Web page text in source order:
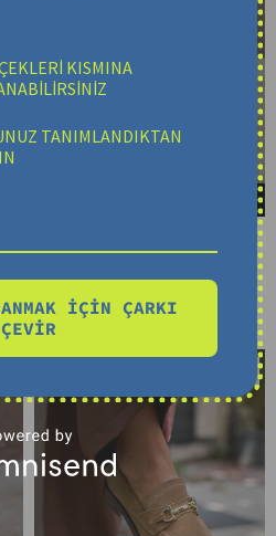
Ramos Gerçek Deri Gümüş Renkli Kadın Spor Ayakkabı
₺2.099,90
₺2.499,90
KISMINA
KULLANABİLİRSİNİZ
TANIMLANDIKTAN
İÇİN ÇARKI
ÇEVİR